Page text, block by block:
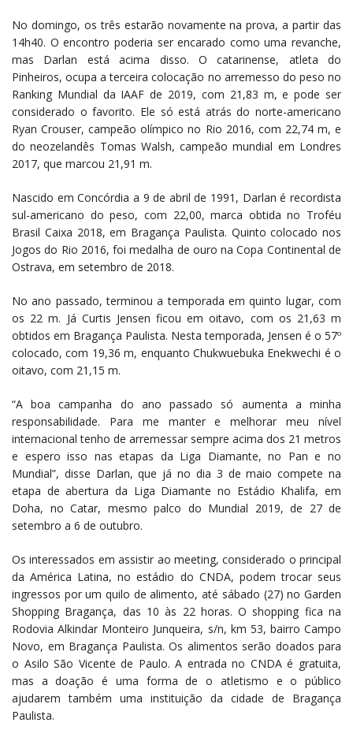
No domingo, os três estarão novamente na prova, a partir das
14h40. O encontro poderia ser encarado como uma revanche,
mas Darlan está acima disso. O catarinense, atleta do
Pinheiros, ocupa a terceira colocação no arremesso do peso no
Ranking Mundial da IAAF de 2019, com 21,83 m, e pode ser
considerado o favorito. Ele só está atrás do norte-americano
Ryan Crouser, campeão olímpico no Rio 2016, com 22,74 m, e
do neozelandês Tomas Walsh, campeão mundial em Londres
2017, que marcou 21,91 m.
Nascido em Concórdia a 9 de abril de 1991, Darlan é recordista
sul-americano do peso, com 22,00, marca obtida no Troféu
Brasil Caixa 2018, em Bragança Paulista. Quinto colocado nos
Jogos do Rio 2016, foi medalha de ouro na Copa Continental de
Ostrava, em setembro de 2018.
No ano passado, terminou a temporada em quinto lugar, com
os 22 m. Já Curtis Jensen ficou em oitavo, com os 21,63 m
obtidos em Bragança Paulista. Nesta temporada, Jensen é o 57º
colocado, com 19,36 m, enquanto Chukwuebuka Enekwechi é o
oitavo, com 21,15 m.
“A boa campanha do ano passado só aumenta a minha
responsabilidade. Para me manter e melhorar meu nível
internacional tenho de arremessar sempre acima dos 21 metros
e espero isso nas etapas da Liga Diamante, no Pan e no
Mundial”, disse Darlan, que já no dia 3 de maio compete na
etapa de abertura da Liga Diamante no Estádio Khalifa, em
Doha, no Catar, mesmo palco do Mundial 2019, de 27 de
setembro a 6 de outubro.
Os interessados em assistir ao meeting, considerado o principal
da América Latina, no estádio do CNDA, podem trocar seus
ingressos por um quilo de alimento, até sábado (27) no Garden
Shopping Bragança, das 10 às 22 horas. O shopping fica na
Rodovia Alkindar Monteiro Junqueira, s/n, km 53, bairro Campo
Novo, em Bragança Paulista. Os alimentos serão doados para
o Asilo São Vicente de Paulo. A entrada no CNDA é gratuita,
mas a doação é uma forma de o atletismo e o público
ajudarem também uma instituição da cidade de Bragança
Paulista.